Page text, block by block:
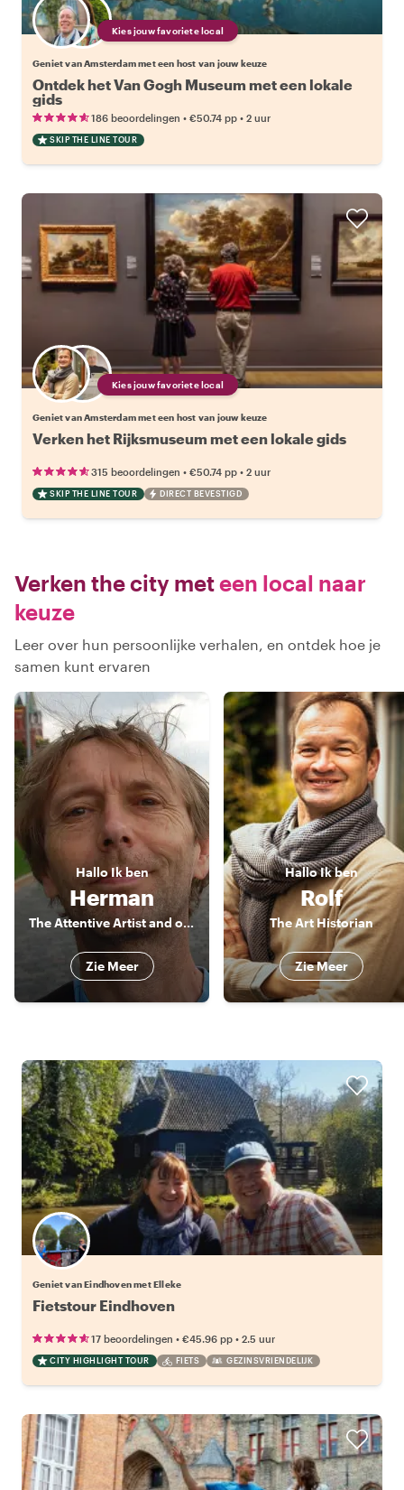
Kies jouw favoriete local
Geniet van Amsterdam met een host van jouw keuze
Ontdek het Van Gogh Museum met een lokale
gids
186 beoordelingen • €50.74 pp • 2 uur
SKIP THE LINE TOUR
Kies jouw favoriete local
Geniet van Amsterdam met een host van jouw keuze
Verken het Rijksmuseum met een lokale gids
315 beoordelingen • €50.74 pp • 2 uur
SKIP THE LINE TOUR DIRECT BEVESTIGD
Verken the city meteen local naar
keuze
Leer over hun persoonlijke verhalen, en ontdek hoe je
samen kunt ervaren
HalloIk ben
Herman
The Attentive Artist and official National Guide
Zie Meer
HalloIk ben
Rolf
The Art Historian
Zie Meer
Geniet van Eindhoven met Elleke
Fietstour Eindhoven
17 beoordelingen • €45.96 pp • 2.5 uur
CITY HIGHLIGHT TOUR FIETS GEZINSVRIENDELIJK